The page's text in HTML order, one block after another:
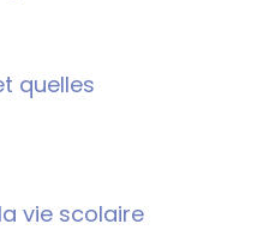
quelles
vie scolaire